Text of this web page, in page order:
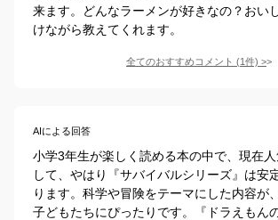
来ます。どんなラーメンが好きなの？おい
けながら教えてくれます。
全てのおすすめコメント (1件) >
AIによる回答
小学3年生が楽しく読める本の中で、現在
して、やはり『サバイバルシリーズ』は安
ります。科学や冒険をテーマにした内容が
子どもたちにぴったりです。『ドラえもん